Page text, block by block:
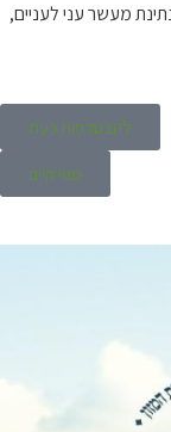
מעשר עני לעניים,
להצטרפות כעת
מנוי קיים